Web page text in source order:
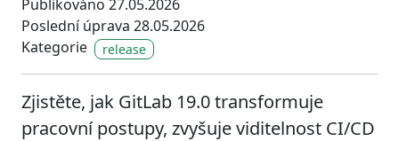
Publikováno 27.05.2026
Poslední úprava 28.05.2026
Kategorie
release
Zjistěte, jak GitLab 19.0 transformuje
pracovní postupy, zvyšuje viditelnost CI/CD